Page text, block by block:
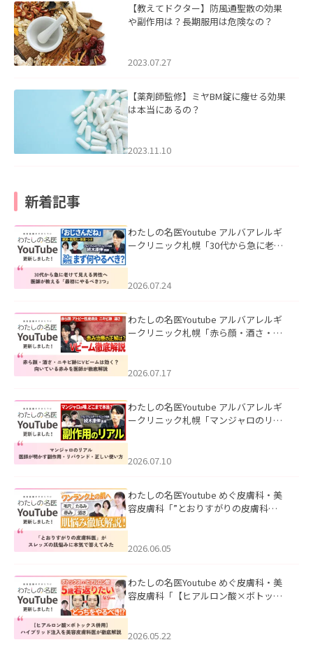
【教えてドクター】防風通聖散の効果
や副作用は？長期服用は危険なの？
2023.07.27
【薬剤師監修】ミヤBM錠に痩せる効果
は本当にあるの？
2023.11.10
新着記事
わたしの名医Youtube アルバアレルギ
ークリニック札幌「30代から急に老け
た。
2026.07.24
わたしの名医Youtube アルバアレルギ
ークリニック札幌「赤ら顔・酒さ・ニ
した。
2026.07.17
わたしの名医Youtube アルバアレルギ
ークリニック札幌「マンジャロのリア
た。
2026.07.10
わたしの名医Youtube めぐ皮膚科・美
容皮膚科「”とおりすがりの皮膚科
2026.06.05
わたしの名医Youtube めぐ皮膚科・美
容皮膚科「【ヒアルロン酸×ボトック
た。
2026.05.22